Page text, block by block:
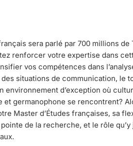
sera parlé par 700 millions de
renforcer votre expertise dans
vos compétences dans
situations de communication, le
environnement d’exception où
et germanophone se rencontrent?
Master d’Études françaises, sa
de la recherche, et le rôle